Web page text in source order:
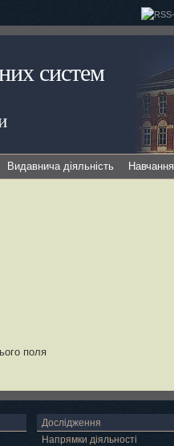
систем
Видавнича діяльність Навчання
поля
Дослідження
Напрямки діяльності